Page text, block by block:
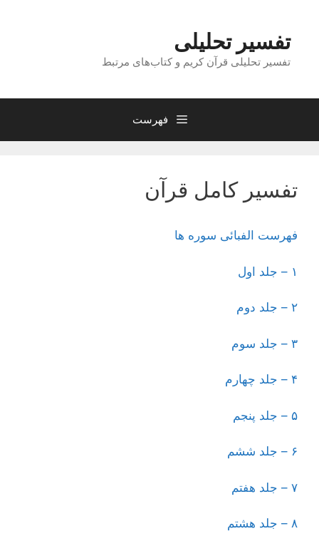
تفسیر تحلیلی
تفسیر تحلیلی قرآن کریم و کتاب‌های مرتبط
فهرست
تفسیر کامل قرآن
فهرست الفبائی سوره ها
۱ – جلد اول
۲ – جلد دوم
۳ – جلد سوم
۴ – جلد چهارم
۵ – جلد پنجم
۶ – جلد ششم
۷ – جلد هفتم
۸ – جلد هشتم